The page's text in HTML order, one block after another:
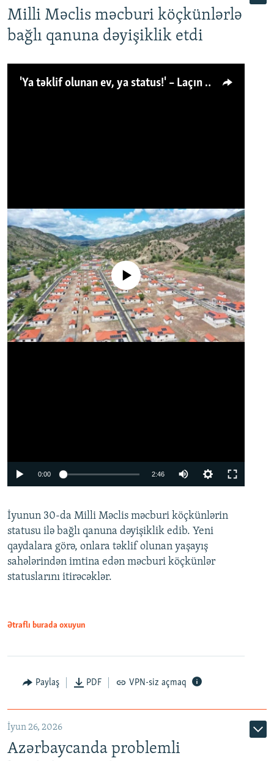
Milli Məclis məcburi köçkünlərlə
bağlı qanuna dəyişiklik etdi
'Ya təklif olunan ev, ya status!' – Laçın köçkünü: 'Laçından başqa heç hara!'
Auto 240p 360p 480p
720p 1080p
No media source currently available
0:00 2:46
360p
480p
720p
İyunun 30-da Milli Məclis məcburi köçkünlərin
statusu ilə bağlı qanuna dəyişiklik edib. Yeni
qaydalara görə, onlara təklif olunan yaşayış
sahələrindən imtina edən məcburi köçkünlər
statuslarını itirəcəklər.
Ətraflı burada oxuyun
Paylaş PDF VPN-siz açmaq
İyun 26, 2026
Azərbaycanda problemli